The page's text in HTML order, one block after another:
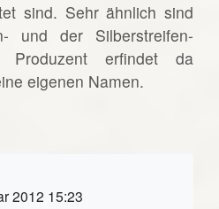
sind. Sehr ähnlich sind
und der Silberstreifen-
Produzent erfindet da
eigenen Namen.
2012 15:23